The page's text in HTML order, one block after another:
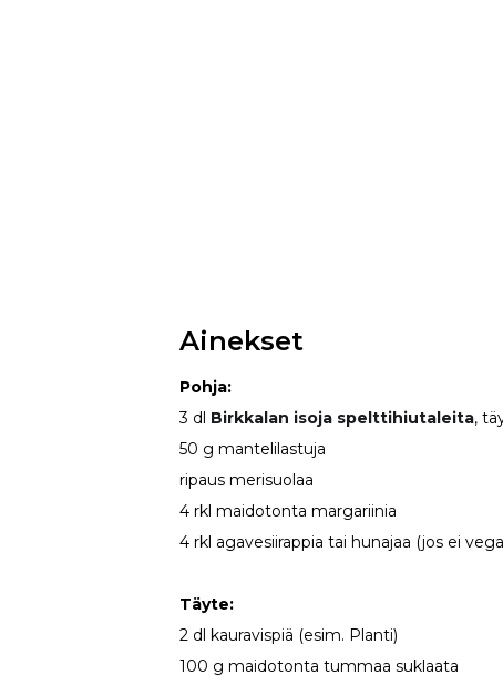
Ainekset
Pohja:
3 dl Birkkalan isoja spelttihiutaleita,
50 g mantelilastuja
ripaus merisuolaa
4 rkl maidotonta margariinia
4 rkl agavesiirappia tai hunajaa (jos ei
Täyte:
2 dl kauravispiä (esim. Planti)
100 g maidotonta tummaa suklaata